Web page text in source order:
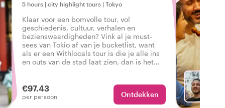
5 hours | city highlight tours | Tokyo
Klaar voor een bomvolle tour, vol
geschiedenis, cultuur, verhalen en
bezienswaardigheden? Vink al je must-
sees van Tokio af van je bucketlist, want
als er een Withlocals tour is die je alle ins
en outs van de stad laat zien, dan is het
€97.43
per persoon Ontdekken